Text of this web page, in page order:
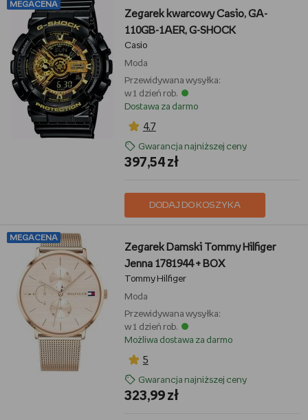
MEGACENA
Zegarek kwarcowy Casio, GA-
110GB-1AER, G-SHOCK
Casio
Moda
Przewidywana wysyłka:
w 1 dzień rob.
Dostawa za darmo
4,7
Gwarancja najniższej ceny
397,54 zł
DODAJ DO KOSZYKA
MEGACENA
Zegarek Damski Tommy Hilfiger
Jenna 1781944 + BOX
Tommy Hilfiger
Moda
Przewidywana wysyłka:
w 1 dzień rob.
Możliwa dostawa za darmo
5
Gwarancja najniższej ceny
323,99 zł